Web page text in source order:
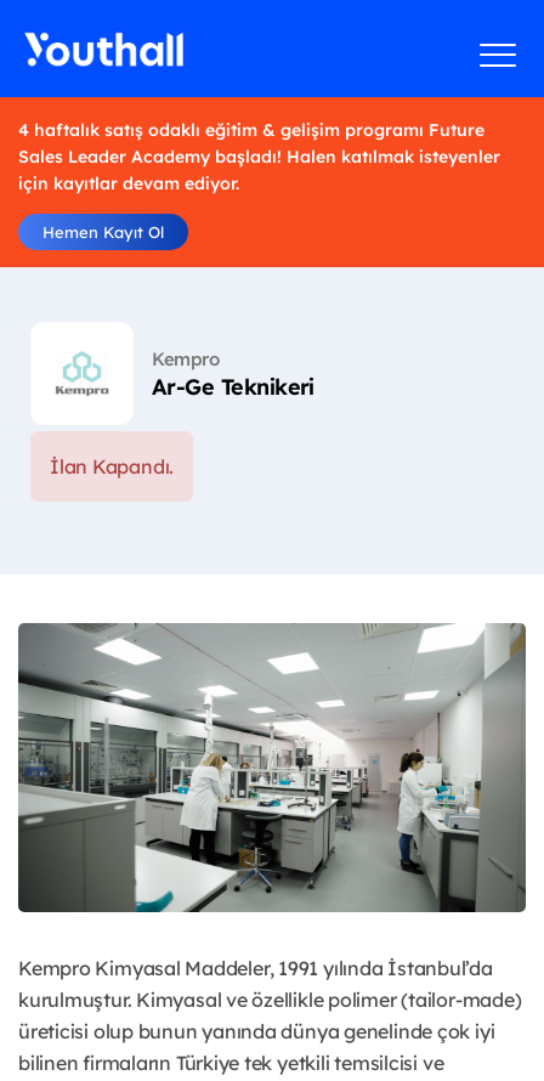
4 haftalık satış odaklı eğitim & gelişim programı Future
Sales Leader Academy başladı! Halen katılmak isteyenler
için kayıtlar devam ediyor.
Hemen Kayıt Ol
Kempro
Ar-Ge Teknikeri
İlan Kapandı.
Kempro Kimyasal Maddeler, 1991 yılında İstanbul’da
kurulmuştur. Kimyasal ve özellikle polimer (tailor-made)
üreticisi olup bunun yanında dünya genelinde çok iyi
bilinen firmaların Türkiye tek yetkili temsilcisi ve